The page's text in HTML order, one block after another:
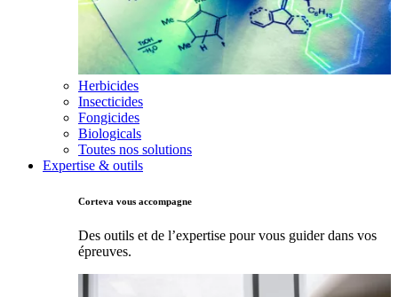
Herbicides
Insecticides
Fongicides
Biologicals
Toutes nos solutions
Expertise & outils
Corteva vous accompagne
Des outils et de l’expertise pour vous guider dans vos
épreuves.